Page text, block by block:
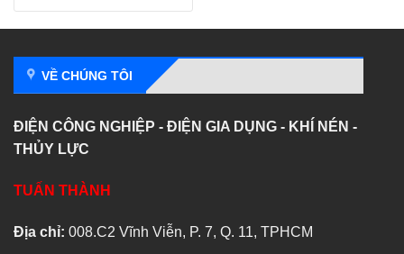
VỀ CHÚNG TÔI
ĐIỆN CÔNG NGHIỆP - ĐIỆN GIA DỤNG - KHÍ NÉN -
THỦY LỰC
TUẤN THÀNH
Địa chỉ: 008.C2 Vĩnh Viễn, P. 7, Q. 11, TPHCM